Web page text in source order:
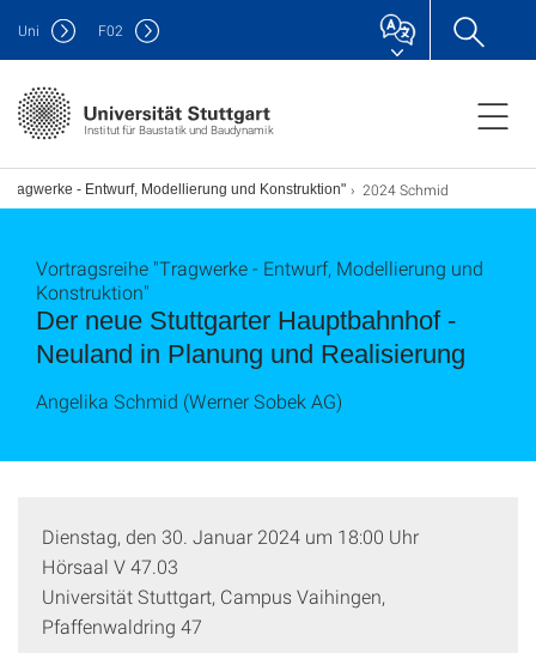
Institut für Baustatik und Baudynamik
Uni F02
- Entwurf, Modellierung und Konstruktion" 2024 Schmid
Der neue Stuttgarter Hauptbahnhof -
Neuland in Planung und Realisierung
Vortragsreihe "Tragwerke - Entwurf, Modellierung und
Konstruktion"
Angelika Schmid (Werner Sobek AG)
Dienstag, den 30. Januar 2024 um 18:00 Uhr
Hörsaal V 47.03
Universität Stuttgart, Campus Vaihingen,
Pfaffenwaldring 47